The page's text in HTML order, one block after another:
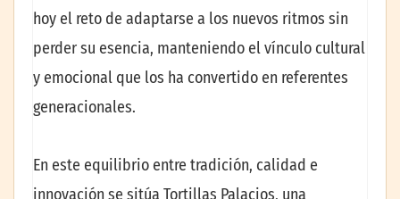
hoy el reto de adaptarse a los nuevos ritmos sin
perder su esencia, manteniendo el vínculo cultural
y emocional que los ha convertido en referentes
generacionales.
En este equilibrio entre tradición, calidad e
innovación se sitúa Tortillas Palacios, una